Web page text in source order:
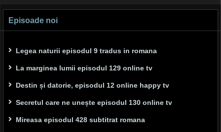
Episoade noi
Legea naturii episodul 9 tradus in romana
La marginea lumii episodul 129 online tv
Destin și datorie, episodul 12 online happy tv
Secretul care ne unește episodul 130 online tv
Mireasa episodul 428 subtitrat romana